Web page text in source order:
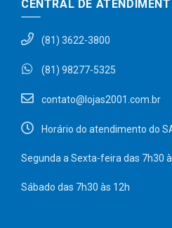
CENTRAL DE
(81) 3622-3800
(81) 98277-5325
contato@lojas2001.com.br
Horário do atendimento do
Segunda a Sexta-feira das 7h30
Sábado das 7h30 às 12h